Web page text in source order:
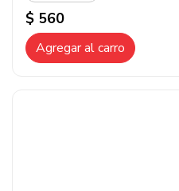
$ 560
Agregar al carro